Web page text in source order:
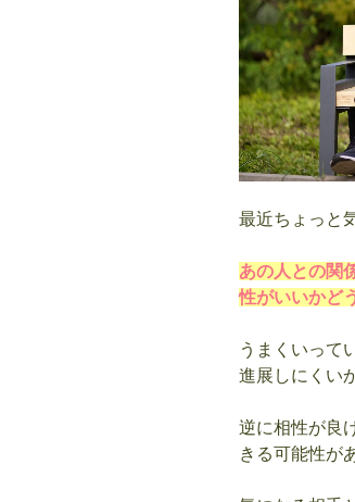
最近ちょっと
あの人との関
性がいいかど
うまくいって
進展しにくい
逆に相性が良
きる可能性が